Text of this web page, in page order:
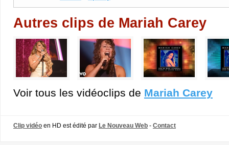
Autres clips de Mariah Carey
Voir tous les vidéoclips de Mariah Carey
Clip vidéo en HD est édité par Le Nouveau Web - Contact